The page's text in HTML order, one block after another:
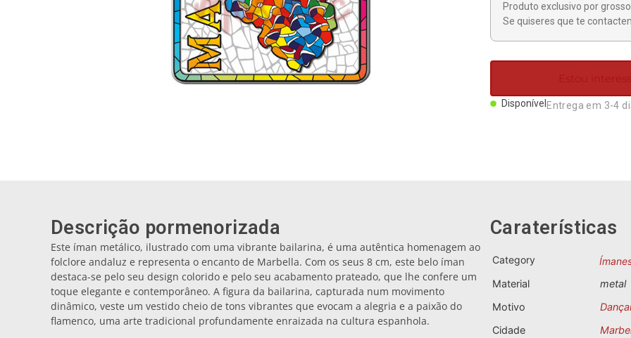
Produto exclusivo por grosso
Se quiseres que te
Estou
Disponível Entrega em 3-4
Descrição pormenorizada
Este íman metálico, ilustrado com uma vibrante bailarina, é uma autêntica homenagem ao
folclore andaluz e representa o encanto de Marbella. Com os seus 8 cm, este belo íman
destaca-se pelo seu design colorido e pelo seu acabamento prateado, que lhe confere um
toque elegante e contemporâneo. A figura da bailarina, capturada num movimento
dinâmico, veste um vestido cheio de tons vibrantes que evocam a alegria e a paixão do
flamenco, uma arte tradicional profundamente enraizada na cultura espanhola.
Caraterísticas
Category
Material
metal
Motivo
Cidade